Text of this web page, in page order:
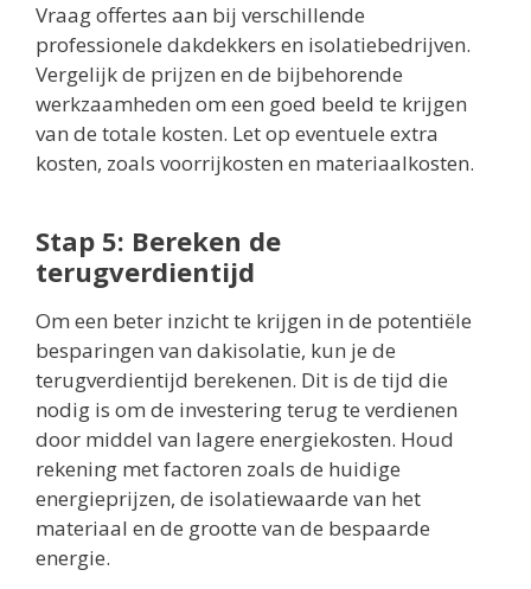
Vraag offertes aan bij verschillende
professionele dakdekkers en isolatiebedrijven.
Vergelijk de prijzen en de bijbehorende
werkzaamheden om een goed beeld te krijgen
van de totale kosten. Let op eventuele extra
kosten, zoals voorrijkosten en materiaalkosten.
Stap 5: Bereken de
terugverdientijd
Om een beter inzicht te krijgen in de potentiële
besparingen van dakisolatie, kun je de
terugverdientijd berekenen. Dit is de tijd die
nodig is om de investering terug te verdienen
door middel van lagere energiekosten. Houd
rekening met factoren zoals de huidige
energieprijzen, de isolatiewaarde van het
materiaal en de grootte van de bespaarde
energie.